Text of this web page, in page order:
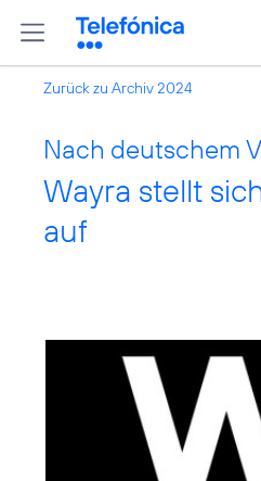
Zurück zu Archiv 2024
Nach deutschem
Wayra stellt
auf